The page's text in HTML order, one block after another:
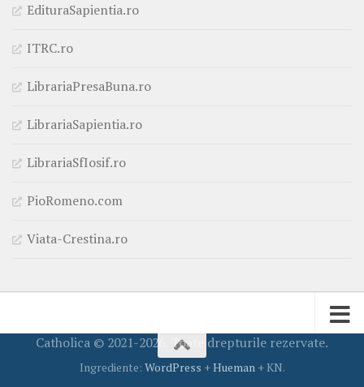
EdituraSapientia.ro
ITRC.ro
LibrariaPresaBuna.ro
LibrariaSapientia.ro
LibrariaSfIosif.ro
PioRomeno.com
Viata-Crestina.ro
Catholica © 2021-2026. Toate drepturile rezervate.
Ingrediente: WordPress +Hueman+ KN.